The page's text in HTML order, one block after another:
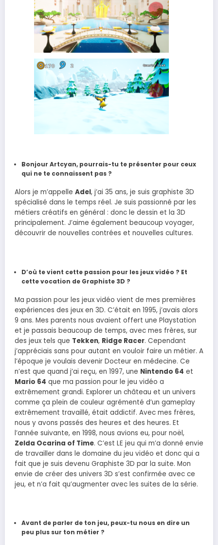
Bonjour Artcyan, pourrais-tu te présenter pour ceux
qui ne te connaissent pas ?
Alors je m’appelle Adel, j’ai 35 ans, je suis graphiste 3D
spécialisé dans le temps réel. Je suis passionné par les
métiers créatifs en général : donc le dessin et la 3D
principalement. J’aime également beaucoup voyager,
découvrir de nouvelles contrées et nouvelles cultures.
D’où te vient cette passion pour les jeux vidéo ? Et
cette vocation de Graphiste 3D ?
Ma passion pour les jeux vidéo vient de mes premières
expériences des jeux en 3D. C’était en 1995, j’avais alors
9 ans. Mes parents nous avaient offert une Playstation
et je passais beaucoup de temps, avec mes frères, sur
des jeux tels que Tekken, Ridge Racer. Cependant
j’appréciais sans pour autant en vouloir faire un métier. A
l’époque je voulais devenir Docteur en médecine. Ce
n’est que quand j’ai reçu, en 1997, une Nintendo 64 et
Mario 64 que ma passion pour le jeu vidéo a
extrêmement grandi. Explorer un château et un univers
comme ça plein de couleur agrémenté d’un gameplay
extrêmement travaillé, était addictif. Avec mes frères,
nous y avons passés des heures et des heures. Et
l’année suivante, en 1998, nous avions eu, pour noël,
Zelda Ocarina of Time. C’est LE jeu qui m’a donné envie
de travailler dans le domaine du jeu vidéo et donc qui a
fait que je suis devenu Graphiste 3D par la suite. Mon
envie de créer des univers 3D s’est confirmée avec ce
jeu, et n’a fait qu’augmenter avec les suites de la série.
Avant de parler de ton jeu, peux-tu nous en dire un
peu plus sur ton métier ?